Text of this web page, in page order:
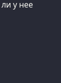
у нее